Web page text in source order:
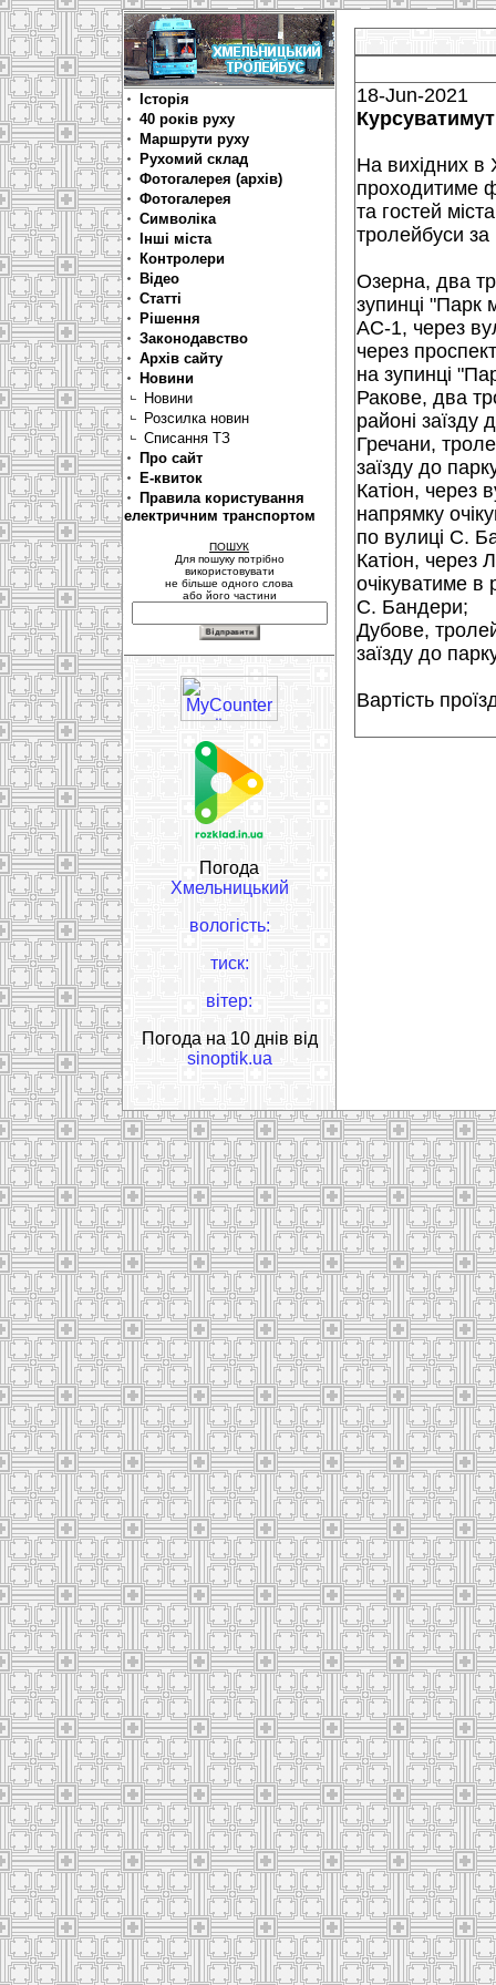
Історія
40 років руху
Маршрути руху
Рухомий склад
Фотогалерея (архів)
Фотогалерея
Символіка
Інші міста
Контролери
Відео
Статті
Рішення
Законодавство
Архів сайту
Новини
Новини
Розсилка новин
Списання ТЗ
Про сайт
Е-квиток
Правила користування
електричним транспортом
ПОШУК
Для пошуку потрібно
використовувати
не більше одного слова
або його частини
Погода
Хмельницький
вологість:
тиск:
вітер:
Погода на 10 днів від
sinoptik.ua
18-Jun-2021
На вихідних в
проходитиме
та гостей
тролейбуси
Озерна, два
зупинці "Парк
АС-1, через
через
на зупинці
Ракове, два
районі
Гречани,
заїзду до
Катіон, через
напрямку
по вулиці C.
Катіон, через
очікуватиме в
C. Бандери;
Дубове,
заїзду до
Вартість